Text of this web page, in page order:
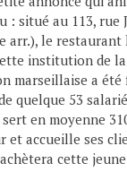
: situé au 113, rue
arr.), le
institution de la
marseillaise a été
quelque 53
en moyenne
et accueille ses
cette